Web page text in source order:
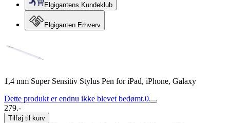
Elgigantens Kundeklub
Elgiganten Erhverv
1,4 mm Super Sensitiv Stylus Pen for iPad, iPhone, Galaxy
Dette produkt er endnu ikke blevet bedømt.0
279.-
Tilføj til kurv